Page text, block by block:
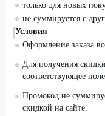
только для новых
не суммируется с
Условия
Оформление заказа
Для получения
соответствующее
Промокод не
скидкой на сайте.